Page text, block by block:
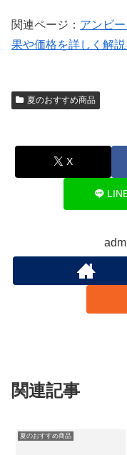
関連ページ： アンビ
果や価格を詳しく解
夏のおすすめ商品
X
関連記事
夏のおすすめ商品